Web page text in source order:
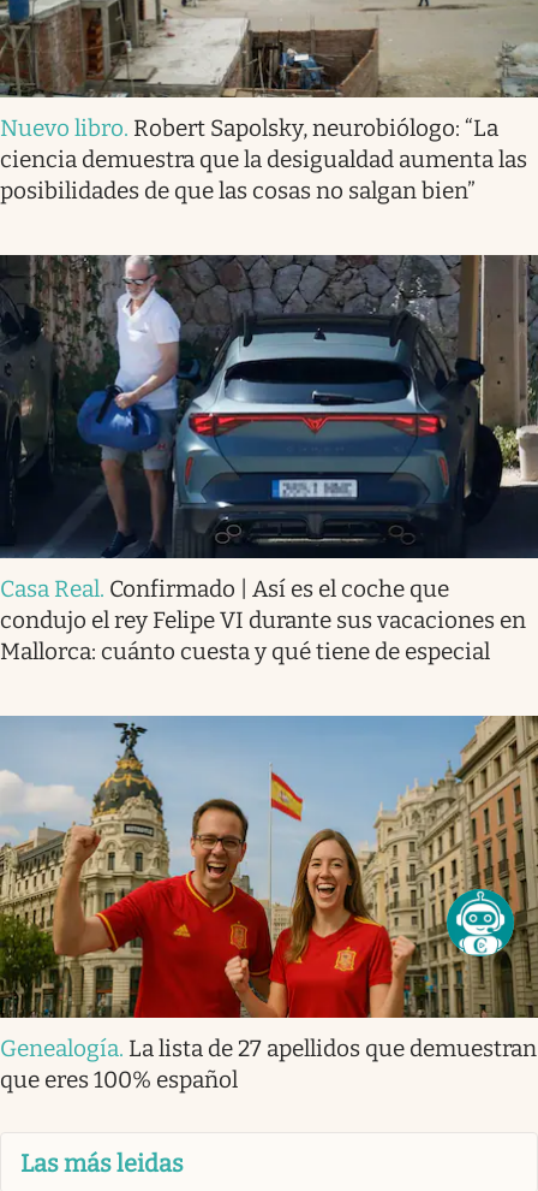
Nuevo libro. Robert Sapolsky, neurobiólogo: “La
ciencia demuestra que la desigualdad aumenta las
posibilidades de que las cosas no salgan bien”
Casa Real. Confirmado | Así es el coche que
condujo el rey Felipe VI durante sus vacaciones en
Mallorca: cuánto cuesta y qué tiene de especial
Genealogía. La lista de 27 apellidos que demuestran
que eres 100% español
Las más leidas